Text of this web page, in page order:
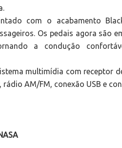
com o acabamento
Os pedais agora são
a condução
multimídia com receptor
rádio AM/FM, conexão USB e